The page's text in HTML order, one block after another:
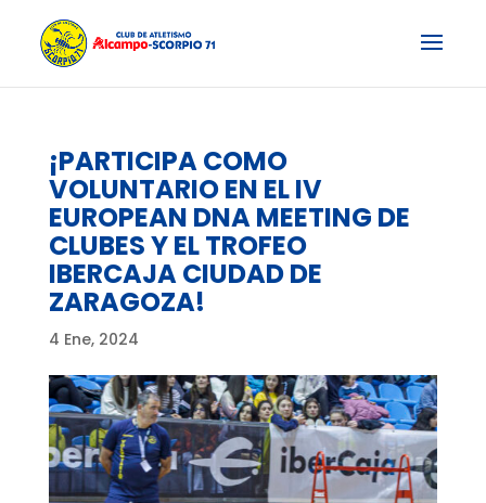
¡PARTICIPA COMO
VOLUNTARIO EN EL IV
EUROPEAN DNA MEETING DE
CLUBES Y EL TROFEO
IBERCAJA CIUDAD DE
ZARAGOZA!
4 Ene, 2024